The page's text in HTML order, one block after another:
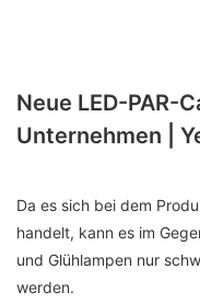
Neue LED-PAR-
Unternehmen |
Da es sich bei dem
handelt, kann es im
und Glühlampen nur
werden.